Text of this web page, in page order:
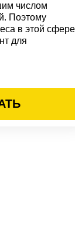
числом
Поэтому
в этой сфере
для